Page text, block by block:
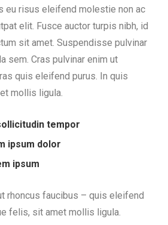
eu risus eleifend molestie non ac
elit. Fusce auctor turpis nibh, id
sit amet. Suspendisse pulvinar
sem. Cras pulvinar enim ut
quis eleifend purus. In quis
mollis ligula.
tempor
ipsum dolor
ipsum
rhoncus faucibus – quis eleifend
felis, sit amet mollis ligula.